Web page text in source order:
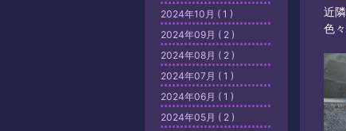
近
色
2024年10月 ( 1 )
2024年09月 ( 2 )
2024年08月 ( 2 )
2024年07月 ( 1 )
2024年06月 ( 1 )
2024年05月 ( 2 )